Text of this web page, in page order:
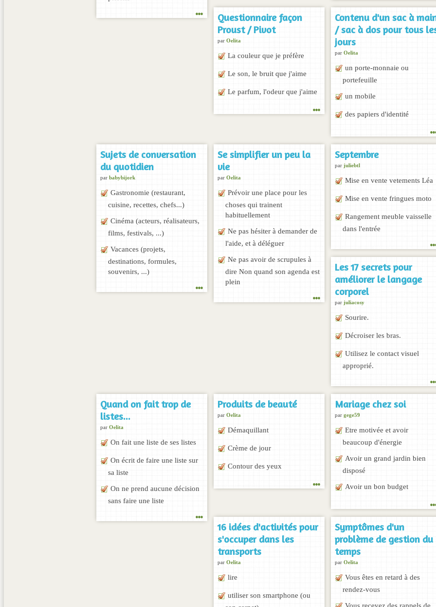
...
Questionnaire façon
Proust / Pivot
par Oelita
La couleur que je préfère
Le son, le bruit que j'aime
Le parfum, l'odeur que j'aime
...
Contenu d'un sac à
/ sac à dos pour tous
jours
par Oelita
un porte-monnaie ou
portefeuille
un mobile
des papiers d'identité
Sujets de conversation
du quotidien
par babybijork
Gastronomie (restaurant,
cuisine, recettes, chefs...)
Cinéma (acteurs, réalisateurs,
films, festivals, ...)
Vacances (projets,
destinations, formules,
souvenirs, ...)
...
Se simplifier un peu la
vie
par Oelita
Prévoir une place pour les
choses qui trainent
habituellement
Ne pas hésiter à demander de
l'aide, et à déléguer
Ne pas avoir de scrupules à
dire Non quand son agenda est
plein
...
Septembre
par juliebtl
Mise en vente vetements Léa
Mise en vente fringues moto
Rangement meuble vaisselle
dans l'entrée
Les 17 secrets pour
améliorer le langage
corporel
par juliacosy
Sourire.
Décroiser les bras.
Utilisez le contact visuel
approprié.
Quand on fait trop de
listes...
par Oelita
On fait une liste de ses listes
On écrit de faire une liste sur
sa liste
On ne prend aucune décision
sans faire une liste
...
Produits de beauté
par Oelita
Démaquillant
Crème de jour
Contour des yeux
...
Mariage chez soi
par gege59
Etre motivée et avoir
beaucoup d'énergie
Avoir un grand jardin bien
disposé
Avoir un bon budget
16 idées d'activités pour
s'occuper dans les
transports
par Oelita
lire
utiliser son smartphone (ou
Symptômes d'un
problème de gestion du
temps
par Oelita
Vous êtes en retard à des
rendez-vous
Vous recevez des rappels de